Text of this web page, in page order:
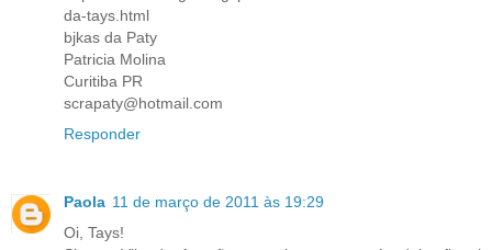
da-tays.html
bjkas da Paty
Patricia Molina
Curitiba PR
scrapaty@hotmail.com
Responder
Paola 11 de março de 2011 às 19:29
Oi, Tays!